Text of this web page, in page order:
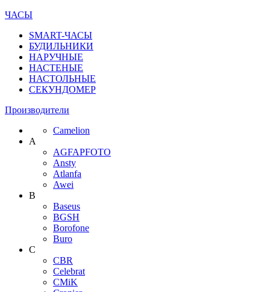
ЧАСЫ
SMART-ЧАСЫ
БУДИЛЬНИКИ
НАРУЧНЫЕ
НАСТЕНЫЕ
НАСТОЛЬНЫЕ
СЕКУНДОМЕР
Производители
Camelion
A
AGFAPFOTO
Ansty
Atlanfa
Awei
B
Baseus
BGSH
Borofone
Buro
C
CBR
Celebrat
CMiK